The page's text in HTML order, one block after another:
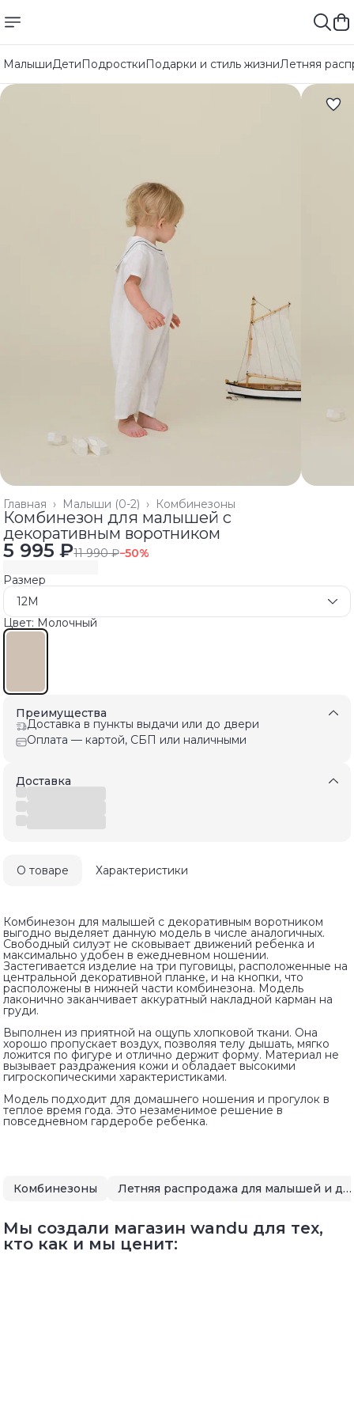
МалышиДетиПодросткиПодарки и стиль жизниЛетняя
Комбинезоны
Малыши (0-2) ›
Главная ›
Комбинезон для малышей с
декоративным воротником
5 995 ₽11 990 ₽−50%
Размер
12M
Цвет: Молочный
Преимущества
Доставка в пункты выдачи или до двери
Оплата — картой, СБП или наличными
Доставка
О товаре Характеристики
Комбинезон для малышей с декоративным воротником
выгодно выделяет данную модель в числе аналогичных.
Свободный силуэт не сковывает движений ребенка и
максимально удобен в ежедневном ношении.
Застегивается изделие на три пуговицы, расположенные на
центральной декоративной планке, и на кнопки, что
расположены в нижней части комбинезона. Модель
лаконично заканчивает аккуратный накладной карман на
груди.
Выполнен из приятной на ощупь хлопковой ткани. Она
хорошо пропускает воздух, позволяя телу дышать, мягко
ложится по фигуре и отлично держит форму. Материал не
вызывает раздражения кожи и обладает высокими
гигроскопическими характеристиками.
Модель подходит для домашнего ношения и прогулок в
теплое время года. Это незаменимое решение в
повседневном гардеробе ребенка.
Комбинезоны Летняя распродажа для малышей и детей
Мы создали магазин wandu для тех,
кто как и мы ценит: